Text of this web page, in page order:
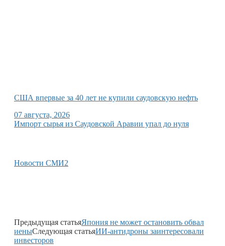
США впервые за 40 лет не купили саудовскую нефть
07 августа, 2026
Импорт сырья из Саудовской Аравии упал до нуля
Новости СМИ2
Предыдущая статьяЯпония не может остановить обвал
иеныСледующая статьяИИ-антидроны заинтересовали
инвесторов